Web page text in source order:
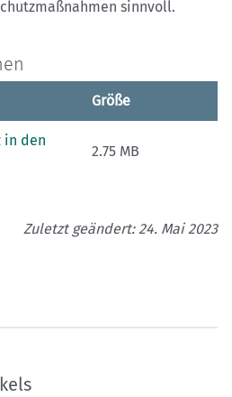
sinnvoll.
Größe
in den
2.75 MB
Zuletzt geändert: 24. Mai 2023